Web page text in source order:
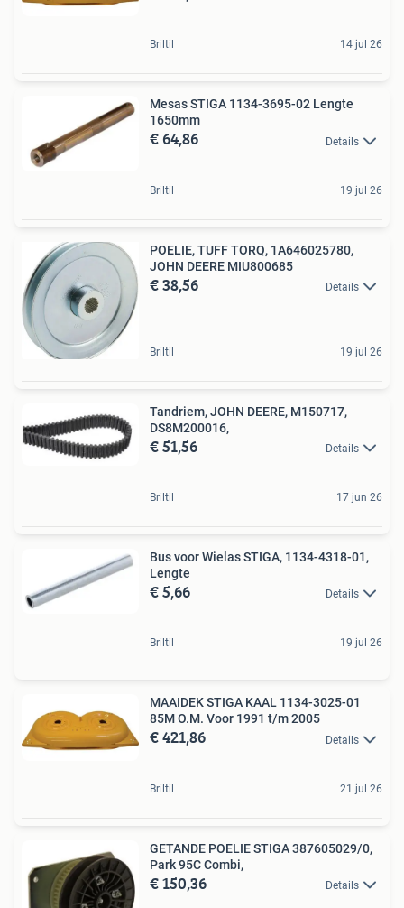
Briltil 14 jul 26
Mesas STIGA 1134-3695-02 Lengte
1650mm
€ 64,86 Details
Briltil 19 jul 26
POELIE, TUFF TORQ, 1A646025780,
JOHN DEERE MIU800685
€ 38,56 Details
Briltil 19 jul 26
Tandriem, JOHN DEERE, M150717,
DS8M200016,
€ 51,56 Details
Briltil 17 jun 26
Bus voor Wielas STIGA, 1134-4318-01,
Lengte
€ 5,66 Details
Briltil 19 jul 26
MAAIDEK STIGA KAAL 1134-3025-01
85M O.M. Voor 1991 t/m 2005
€ 421,86 Details
Briltil 21 jul 26
GETANDE POELIE STIGA 387605029/0,
Park 95C Combi,
€ 150,36 Details